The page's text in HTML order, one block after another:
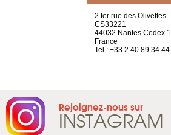
2 ter rue des Olivettes
CS33221
44032 Nantes Cedex 1
France
Tel : +33 2 40 89 34 44
Rejoignez-nous sur
INSTAGRAM